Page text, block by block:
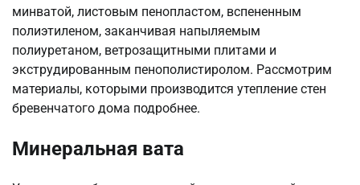
минватой, листовым пенопластом, вспененным
полиэтиленом, заканчивая напыляемым
полиуретаном, ветрозащитными плитами и
экструдированным пенополистиролом. Рассмотрим
материалы, которыми производится утепление стен
бревенчатого дома подробнее.
Минеральная вата